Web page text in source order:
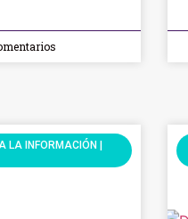
LA INFORMACIÓN |